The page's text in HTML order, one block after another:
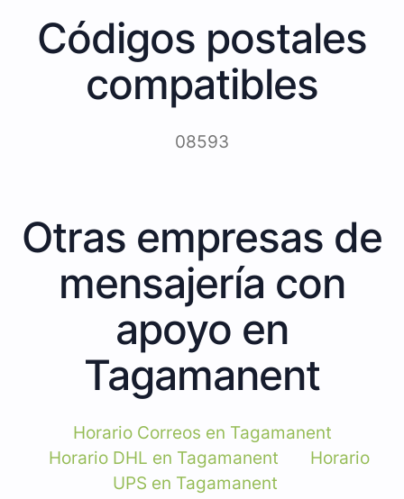
Códigos postales
compatibles
08593
Otras empresas de
mensajería con
apoyo en
Tagamanent
Horario Correos en Tagamanent
Horario DHL en Tagamanent
Horario
UPS en Tagamanent